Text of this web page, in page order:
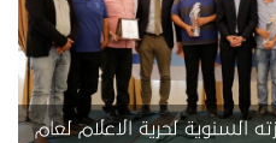
السنوية لحرية الاعلام لعام